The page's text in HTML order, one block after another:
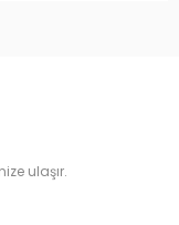
ulaşır.